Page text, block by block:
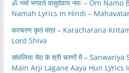
ॐ नमो भगवते वासुदेवाय नमः – Om
Namah Lyrics In Hindi –
करचरण कृतं मंत्र – Karacharana
Lord Shiva
सांवलिया सेठ के श्री चरणों में –
Main Arji Lagane Aaya Hun Lyrics